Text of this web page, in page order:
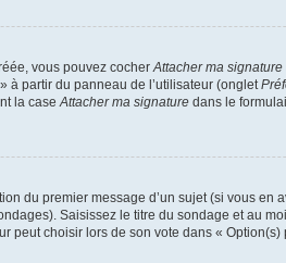
vous pouvez cocher Attacher ma signature
à partir du panneau de l’utilisateur (onglet
la case Attacher ma signature dans le
du premier message d’un sujet (si vous en
Saisissez le titre du sondage et au
choisir lors de son vote dans «